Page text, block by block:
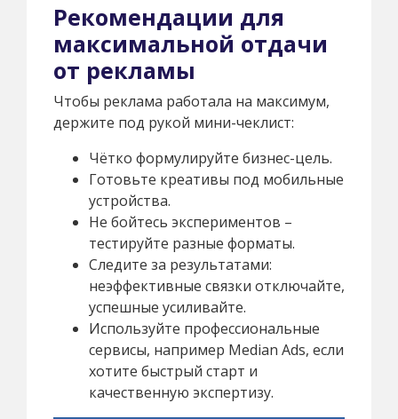
Рекомендации для
максимальной отдачи
от рекламы
Чтобы реклама работала на максимум,
держите под рукой мини-чеклист:
Чётко формулируйте бизнес-цель.
Готовьте креативы под мобильные
устройства.
Не бойтесь экспериментов –
тестируйте разные форматы.
Следите за результатами:
неэффективные связки отключайте,
успешные усиливайте.
Используйте профессиональные
сервисы, например Median Ads, если
хотите быстрый старт и
качественную экспертизу.